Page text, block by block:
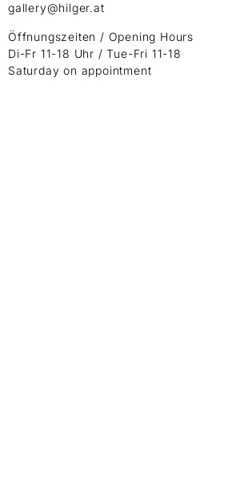
gallery@hilger.at
Öffnungszeiten / Opening Hours
Di-Fr 11-18 Uhr / Tue-Fri 11-18
Saturday on appointment